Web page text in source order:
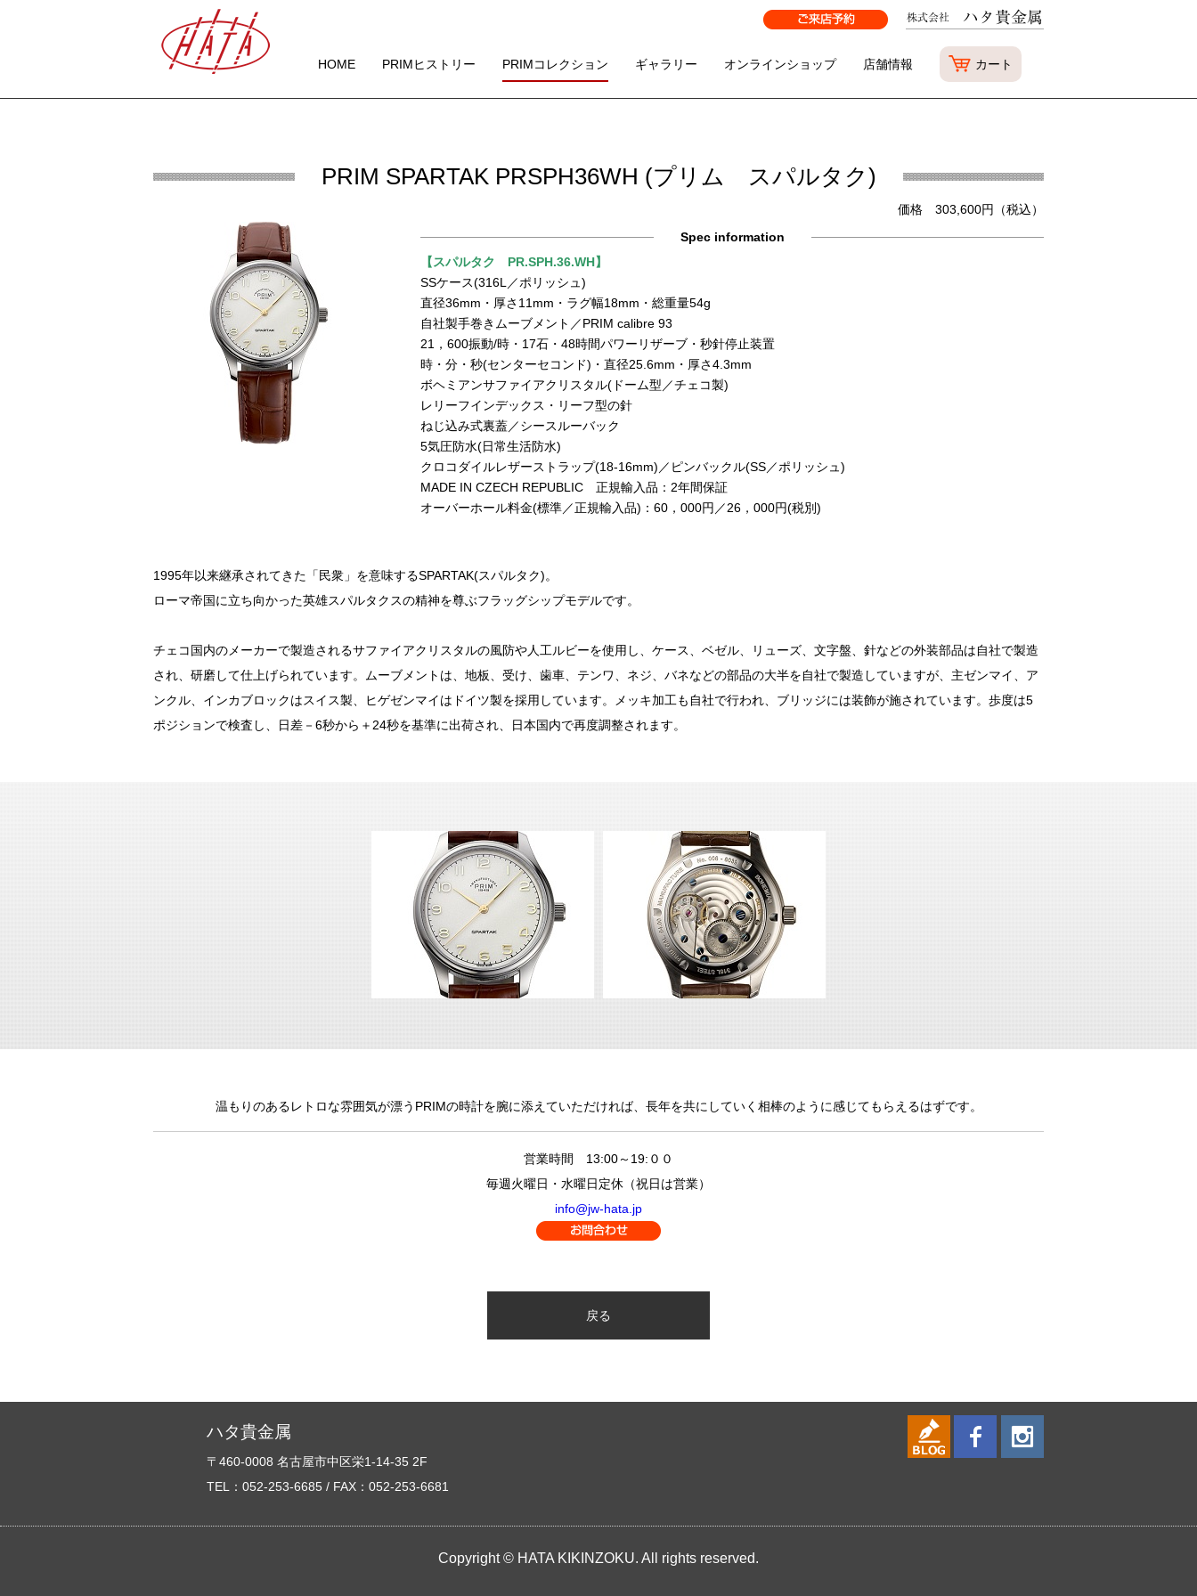
HOME PRIMヒストリー PRIMコレクション ギャラリー オンラインショップ 店舗情報 カート
PRIM SPARTAK PRSPH36WH (プリム スパルタク)
価格 303,600円（税込）
Spec information
【スパルタク PR.SPH.36.WH】
SSケース(316L／ポリッシュ)
直径36mm・厚さ11mm・ラグ幅18mm・総重量54g
自社製手巻きムーブメント／PRIM calibre 93
21，600振動/時・17石・48時間パワーリザーブ・秒針停止装置
時・分・秒(センターセコンド)・直径25.6mm・厚さ4.3mm
ボヘミアンサファイアクリスタル(ドーム型／チェコ製)
レリーフインデックス・リーフ型の針
ねじ込み式裏蓋／シースルーバック
5気圧防水(日常生活防水)
クロコダイルレザーストラップ(18-16mm)／ピンバックル(SS／ポリッシュ)
MADE IN CZECH REPUBLIC 正規輸入品：2年間保証
オーバーホール料金(標準／正規輸入品)：60，000円／26，000円(税別)
1995年以来継承されてきた「民衆」を意味するSPARTAK(スパルタク)。
ローマ帝国に立ち向かった英雄スパルタクスの精神を尊ぶフラッグシップモデルです。
チェコ国内のメーカーで製造されるサファイアクリスタルの風防や人工ルビーを使用し、ケース、ベゼル、リューズ、文字盤、針などの外装部品は自社で製造
され、研磨して仕上げられています。ムーブメントは、地板、受け、歯車、テンワ、ネジ、バネなどの部品の大半を自社で製造していますが、主ゼンマイ、ア
ンクル、インカブロックはスイス製、ヒゲゼンマイはドイツ製を採用しています。メッキ加工も自社で行われ、ブリッジには装飾が施されています。歩度は5
ポジションで検査し、日差－6秒から＋24秒を基準に出荷され、日本国内で再度調整されます。
温もりのあるレトロな雰囲気が漂うPRIMの時計を腕に添えていただければ、長年を共にしていく相棒のように感じてもらえるはずです。
営業時間 13:00～19:００
毎週火曜日・水曜日定休（祝日は営業）
info@jw-hata.jp
戻る
ハタ貴金属
〒460-0008 名古屋市中区栄1-14-35 2F
TEL：052-253-6685 / FAX：052-253-6681
Copyright © HATA KIKINZOKU. All rights reserved.